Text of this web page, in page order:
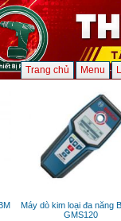
Trang chủ Menu
Máy dò kim loại đa năng
GMS120